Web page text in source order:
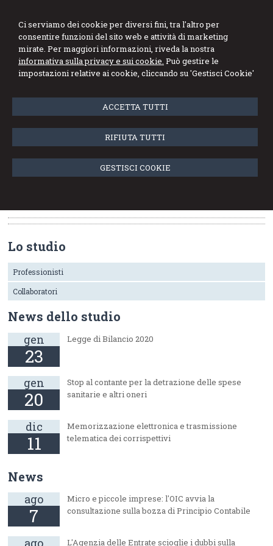
Ci serviamo dei cookie per diversi fini, tra l'altro per
consentire funzioni del sito web e attività di marketing
mirate. Per maggiori informazioni, riveda la nostra
informativa sulla privacy e sui cookie. Può gestire le
impostazioni relative ai cookie, cliccando su 'Gestisci Cookie'
ACCETTA TUTTI
RIFIUTA TUTTI
GESTISCI COOKIE
Menu
Orari ufficio
Orario di apertura/chiusura del nostro studio
dalle ore 08:30 alle 12:30
dalle ore 14:30 alle 18:30
Lo studio
Professionisti
Collaboratori
News dello studio
gen
23
Legge di Bilancio 2020
gen
20
Stop al contante per la detrazione delle spese
sanitarie e altri oneri
dic
11
Memorizzazione elettronica e trasmissione
telematica dei corrispettivi
News
ago
7
Micro e piccole imprese: l'OIC avvia la
consultazione sulla bozza di Principio Contabile
ago L'Agenzia delle Entrate scioglie i dubbi sulla